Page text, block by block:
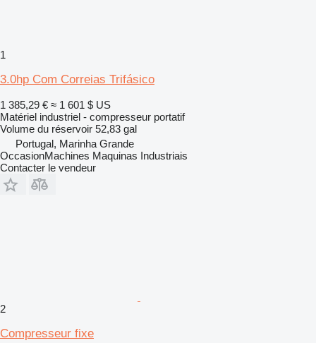
1
3.0hp Com Correias Trifásico
1 385,29 € ≈ 1 601 $ US
Matériel industriel - compresseur portatif
Volume du réservoir 52,83 gal
Portugal, Marinha Grande
OccasionMachines Maquinas Industriais
Contacter le vendeur
2
Compresseur fixe